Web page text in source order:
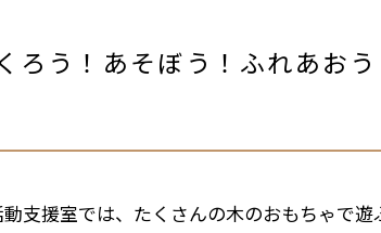
う！あそぼう！ふれあお
支援室では、たくさんの木のおもちゃで